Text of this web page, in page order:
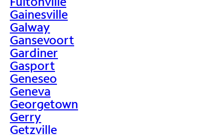
Gainesville
Galway
Gansevoort
Gardiner
Gasport
Geneseo
Geneva
Georgetown
Gerry
Getzville